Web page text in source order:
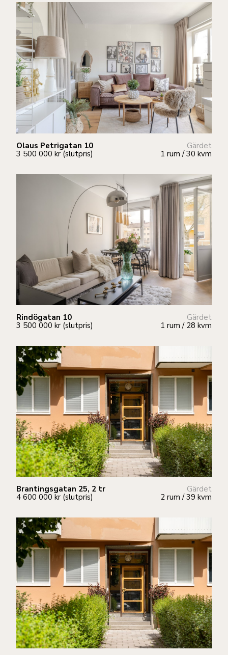
Olaus Petrigatan 10
3 500 000 kr (slutpris)
Gärdet
1 rum / 30 kvm
Rindögatan 10
3 500 000 kr (slutpris)
Gärdet
1 rum / 28 kvm
Brantingsgatan 25, 2 tr
4 600 000 kr (slutpris)
Gärdet
2 rum / 39 kvm